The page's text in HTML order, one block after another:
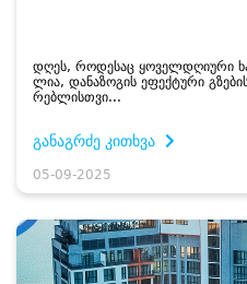
დღეს, რო­დე­საც ყო­ველ­დღი­უ­რი
ლია, და­ნა­ზო­გის ეფექ­ტუ­რი
რებ­ლის­თვი...
განაგრძე კითხვა
05-09-2025